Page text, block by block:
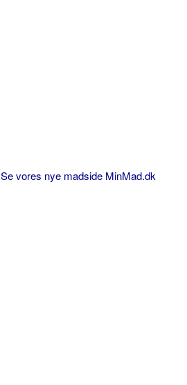
Se vores nye madside MinMad.dk